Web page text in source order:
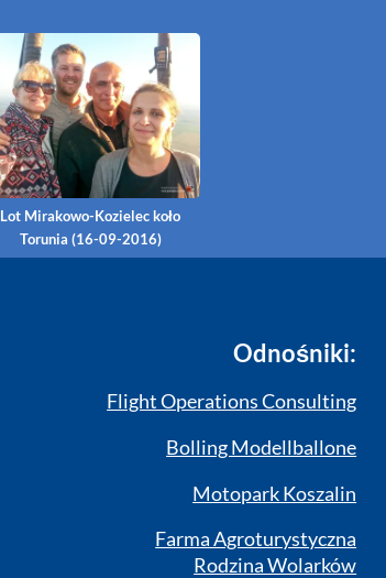
Lot Mirakowo-Kozielec koło
Torunia (16-09-2016)
Odnośniki:
Flight Operations Consulting
Bolling Modellballone
Motopark Koszalin
Farma Agroturystyczna
Rodzina Wolarków